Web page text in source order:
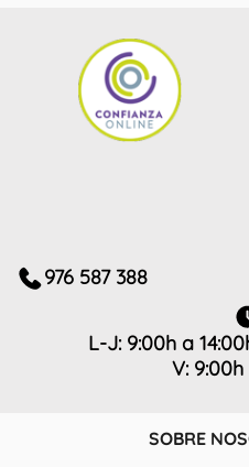
976 587 388
L-J: 9:00h a
V: 9:00h
SOBRE